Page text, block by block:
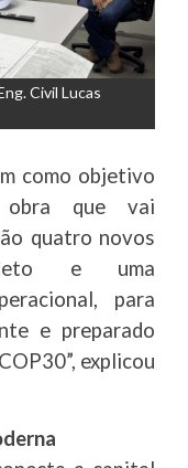
Civil Lucas
como objetivo
obra que vai
quatro novos
e uma
para
e preparado
explicou